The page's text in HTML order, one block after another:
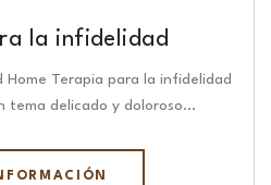
la infidelidad
Terapia para la infidelidad
tema delicado y doloroso…